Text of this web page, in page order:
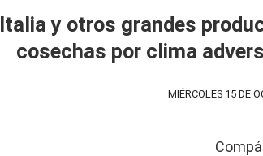
Italia y otros grandes
cosechas por clima
MIÉRCOLES 15 DE